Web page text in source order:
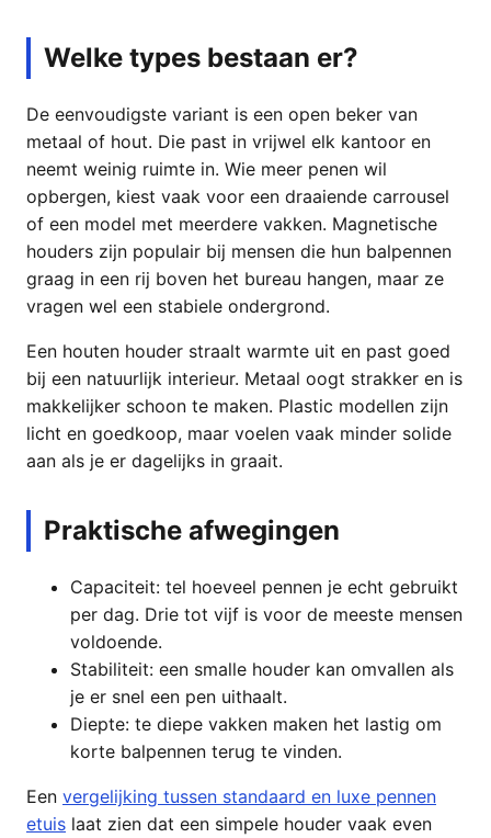
Welke types bestaan er?
De eenvoudigste variant is een open beker van
metaal of hout. Die past in vrijwel elk kantoor en
neemt weinig ruimte in. Wie meer penen wil
opbergen, kiest vaak voor een draaiende carrousel
of een model met meerdere vakken. Magnetische
houders zijn populair bij mensen die hun balpennen
graag in een rij boven het bureau hangen, maar ze
vragen wel een stabiele ondergrond.
Een houten houder straalt warmte uit en past goed
bij een natuurlijk interieur. Metaal oogt strakker en is
makkelijker schoon te maken. Plastic modellen zijn
licht en goedkoop, maar voelen vaak minder solide
aan als je er dagelijks in graait.
Praktische afwegingen
Capaciteit: tel hoeveel pennen je echt gebruikt
per dag. Drie tot vijf is voor de meeste mensen
voldoende.
Stabiliteit: een smalle houder kan omvallen als
je er snel een pen uithaalt.
Diepte: te diepe vakken maken het lastig om
korte balpennen terug te vinden.
Een vergelijking tussen standaard en luxe pennen
etuis laat zien dat een simpele houder vaak even